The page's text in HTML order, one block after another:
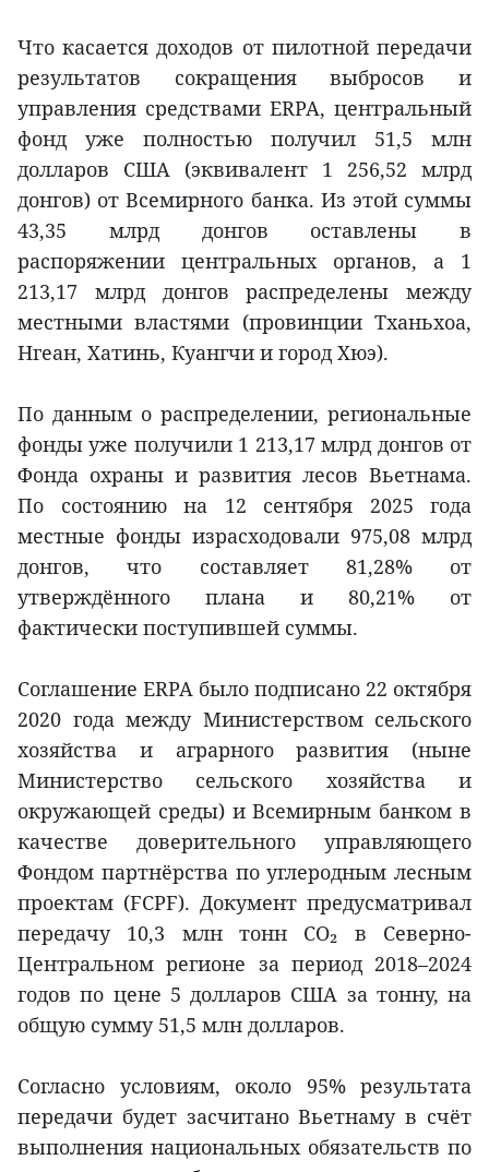
Что касается доходов от пилотной передачи
результатов сокращения выбросов и
управления средствами ERPA, центральный
фонд уже полностью получил 51,5 млн
долларов США (эквивалент 1 256,52 млрд
донгов) от Всемирного банка. Из этой суммы
43,35 млрд донгов оставлены в
распоряжении центральных органов, а 1
213,17 млрд донгов распределены между
местными властями (провинции Тханьхоа,
Нгеан, Хатинь, Куангчи и город Хюэ).
По данным о распределении, региональные
фонды уже получили 1 213,17 млрд донгов от
Фонда охраны и развития лесов Вьетнама.
По состоянию на 12 сентября 2025 года
местные фонды израсходовали 975,08 млрд
донгов, что составляет 81,28% от
утверждённого плана и 80,21% от
фактически поступившей суммы.
Соглашение ERPA было подписано 22 октября
2020 года между Министерством сельского
хозяйства и аграрного развития (ныне
Министерство сельского хозяйства и
окружающей среды) и Всемирным банком в
качестве доверительного управляющего
Фондом партнёрства по углеродным лесным
проектам (FCPF). Документ предусматривал
передачу 10,3 млн тонн CO₂ в Северно-
Центральном регионе за период 2018–2024
годов по цене 5 долларов США за тонну, на
общую сумму 51,5 млн долларов.
Согласно условиям, около 95% результата
передачи будет засчитано Вьетнаму в счёт
выполнения национальных обязательств по